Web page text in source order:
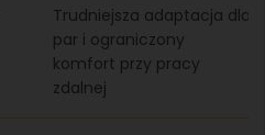
Trudniejsza adaptacja dla
par i ograniczony
komfort przy pracy
zdalnej